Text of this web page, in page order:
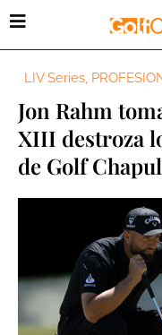
LIV Series,
Jon Rahm
XIII destroza
de Golf